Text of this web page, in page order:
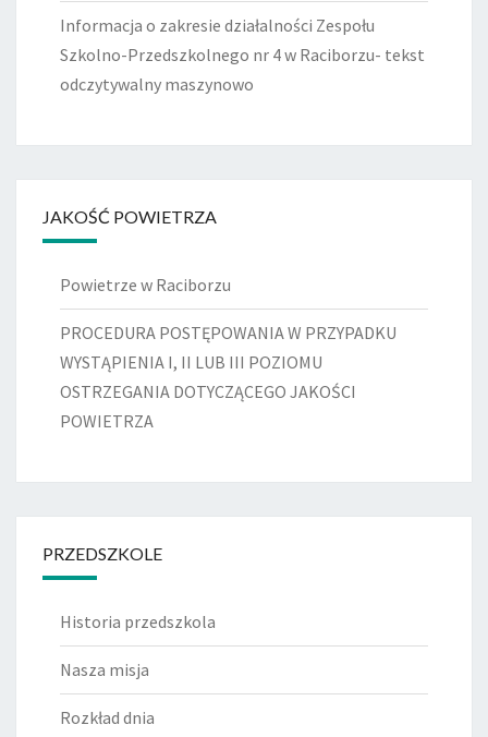
Informacja o zakresie działalności Zespołu
Szkolno-Przedszkolnego nr 4 w Raciborzu- tekst
odczytywalny maszynowo
JAKOŚĆ POWIETRZA
Powietrze w Raciborzu
PROCEDURA POSTĘPOWANIA W PRZYPADKU
WYSTĄPIENIA I, II LUB III POZIOMU
OSTRZEGANIA DOTYCZĄCEGO JAKOŚCI
POWIETRZA
PRZEDSZKOLE
Historia przedszkola
Nasza misja
Rozkład dnia